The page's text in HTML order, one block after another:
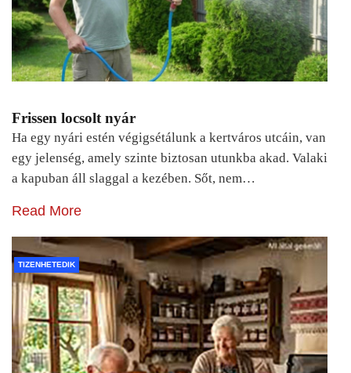
Frissen locsolt nyár
Ha egy nyári estén végigsétálunk a kertváros utcáin, van
egy jelenség, amely szinte biztosan utunkba akad. Valaki
a kapuban áll slaggal a kezében. Sőt, nem…
Read More
TIZENHETEDIK